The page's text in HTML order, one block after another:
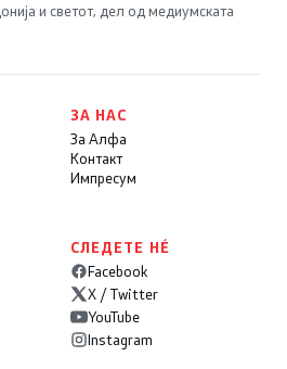
и светот, дел од медиумската
ЗА НАС
За Алфа
Контакт
Импресум
СЛЕДЕТЕ НÉ
Facebook
X / Twitter
YouTube
Instagram